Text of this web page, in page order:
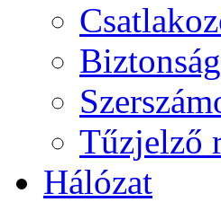
Tűzjelző
Hálózat